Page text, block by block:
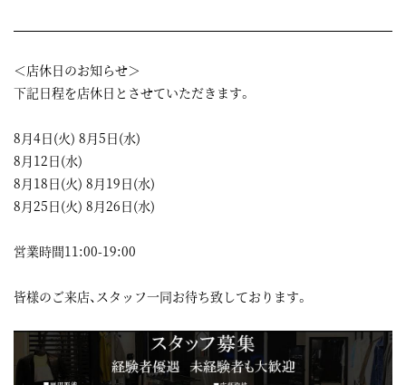
＜店休日のお知らせ＞
下記日程を店休日とさせていただきます。
8月4日(火) 8月5日(水)
8月12日(水)
8月18日(火) 8月19日(水)
8月25日(火) 8月26日(水)
営業時間11:00-19:00
皆様のご来店、スタッフ一同お待ち致しております。